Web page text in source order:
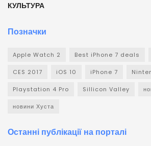
КУЛЬТУРА
Позначки
Apple Watch 2 Best iPhone 7 deals
CES 2017 iOS 10 iPhone 7
Playstation 4 Pro Sillicon Valley
новини Хуста
Останні публікації на порталі